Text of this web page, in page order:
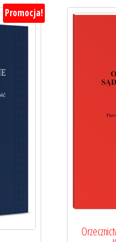
Promocja!